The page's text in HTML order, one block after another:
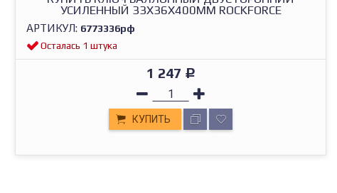
УСИЛЕННЫЙ 33Х36Х400ММ ROCKFORCE
АРТИКУЛ: 6773336рф
Осталась 1 штука
1 247 Р
КУПИТЬ